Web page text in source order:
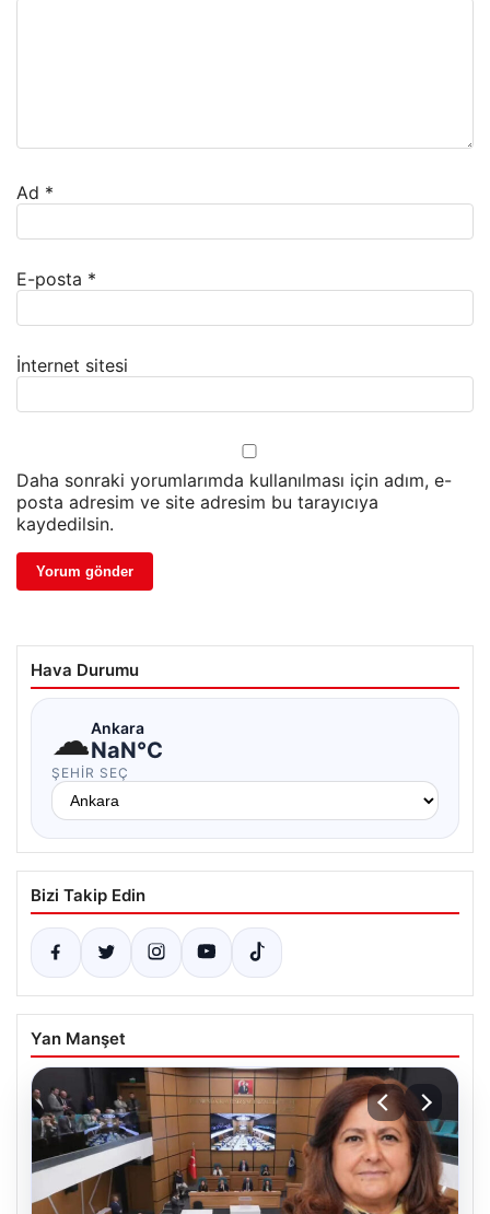
Ad *
E-posta *
İnternet sitesi
Daha sonraki yorumlarımda kullanılması için adım, e-
posta adresim ve site adresim bu tarayıcıya
kaydedilsin.
Hava Durumu
☁Ankara
NaN°C
ŞEHIR SEÇ
Bizi Takip Edin
Yan Manşet